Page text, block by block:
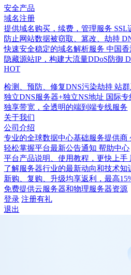
安全产品
域名注册
提供域名购买，续费，管理服务 SSL
防止网站数据被窃取、篡改、劫持
快速安全稳定的域名解析服务 中国
隐藏源站IP，构建大流量DDoS防御
HOT
检测、预防、修复DNS污染劫持 站
独立DNS服务器+独立NS地址 国际专
独享带宽，全透明的端到端专线服务
关于我们
公司介绍
专业的全球数据中心基础服务提供商
轻松掌握平台最新公告通知 帮助中心
平台产品说明、使用教程，更快上手
了解服务器行业的最新动向和技术知
新购、复购、升级均享返利，最高
免费提供云服务器和物理服务器资源
登录 注册有礼
退出